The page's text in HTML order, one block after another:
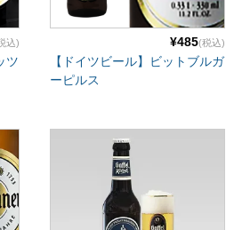
込)
ツ
¥485(税込)
【ドイツビール】ビットブルガ
ーピルス